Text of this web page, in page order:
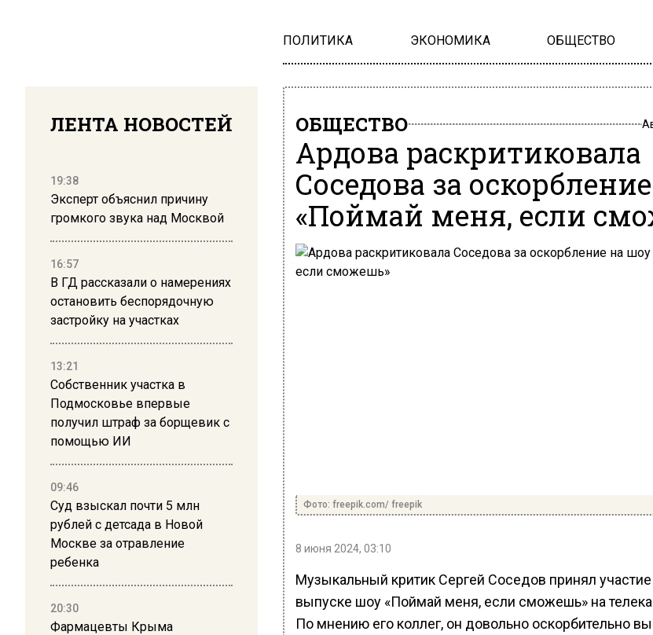
ПОЛИТИКА ЭКОНОМИКА ОБЩЕСТВО
ЛЕНТА НОВОСТЕЙ
19:38
Эксперт объяснил причину
громкого звука над Москвой
16:57
В ГД рассказали о намерениях
остановить беспорядочную
застройку на участках
13:21
Собственник участка в
Подмосковье впервые
получил штраф за борщевик с
помощью ИИ
09:46
Суд взыскал почти 5 млн
рублей с детсада в Новой
Москве за отравление
ребенка
20:30
Фармацевты Крыма
ОБЩЕСТВО
Ардова раскритиковала
Соседова за
«Поймай меня, если
Фото: freepik.com/ freepik
8 июня 2024, 03:10
Музыкальный критик Сергей Соседов принял
выпуске шоу «Поймай меня, если сможешь» на
По мнению его коллег, он довольно оскорбительно